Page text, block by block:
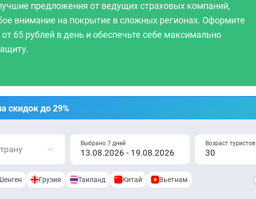
предложения от ведущих страховых компаний,
внимание на покрытие в сложных регионах. Оформите
65 рублей в день и обеспечьте себе максимально
скидок до 29%
Выбрано 7 дней Возраст туристов
Грузия Таиланд Китай Вьетнам